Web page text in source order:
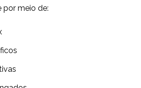
por meio de: